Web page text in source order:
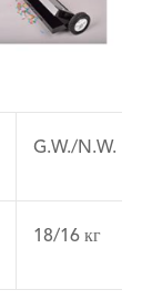
G.W./N.W.
18/16 кг